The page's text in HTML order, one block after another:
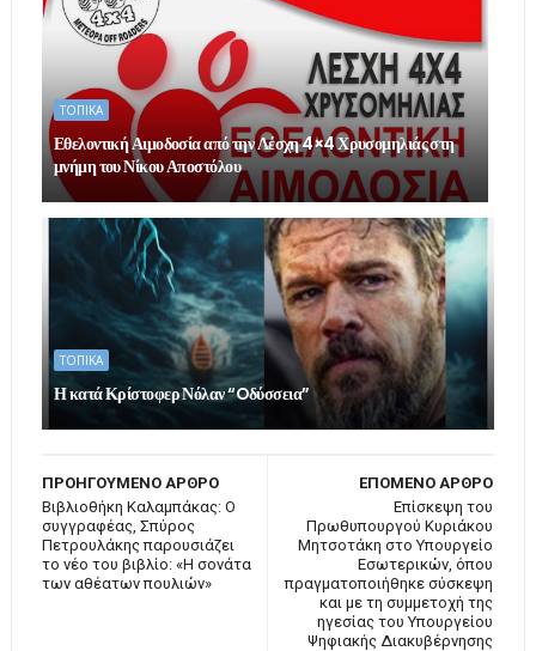
ΤΟΠΙΚΑ
Εθελοντική Αιμοδοσία από την Λέσχη 4×4 Χρυσομηλιάς στη
μνήμη του Νίκου Αποστόλου
ΤΟΠΙΚΑ
Η κατά Κρίστοφερ Νόλαν “Oδύσσεια”
ΕΠΟΜΕΝΟ ΑΡΘΡΟ
Eπίσκεψη του
Πρωθυπουργού Κυριάκου
Μητσοτάκη στο Υπουργείο
Εσωτερικών, όπου
πραγματοποιήθηκε σύσκεψη
και με τη συμμετοχή της
ηγεσίας του Υπουργείου
Ψηφιακής Διακυβέρνησης
ΠΡΟΗΓΟΥΜΕΝΟ ΑΡΘΡΟ
Βιβλιοθήκη Καλαμπάκας: Ο
συγγραφέας, Σπύρος
Πετρουλάκης παρουσιάζει
το νέο του βιβλίο: «Η σονάτα
των αθέατων πουλιών»